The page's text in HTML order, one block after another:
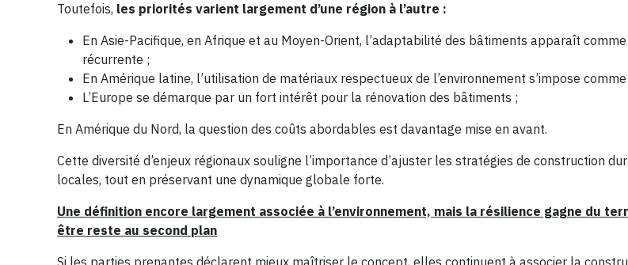
Toutefois, les priorités varient largement d’une région à l’autre :
En Asie-Pacifique, en Afrique et au Moyen-Orient, l’adaptabilité des bâtiments apparaît
récurrente ;
En Amérique latine, l’utilisation de matériaux respectueux de l’environnement s’impose
L’Europe se démarque par un fort intérêt pour la rénovation des bâtiments ;
En Amérique du Nord, la question des coûts abordables est davantage mise en avant.
Cette diversité d’enjeux régionaux souligne l’importance d’ajuster les stratégies de construction
locales, tout en préservant une dynamique globale forte.
Une définition encore largement associée à l’environnement, mais la résilience gagne du
être reste au second plan
Si les parties prenantes déclarent mieux maîtriser le concept, elles continuent à associer la